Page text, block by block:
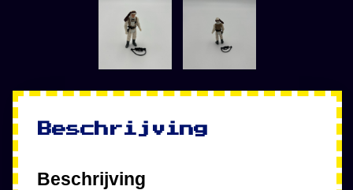
Beschrijving
Beschrijving